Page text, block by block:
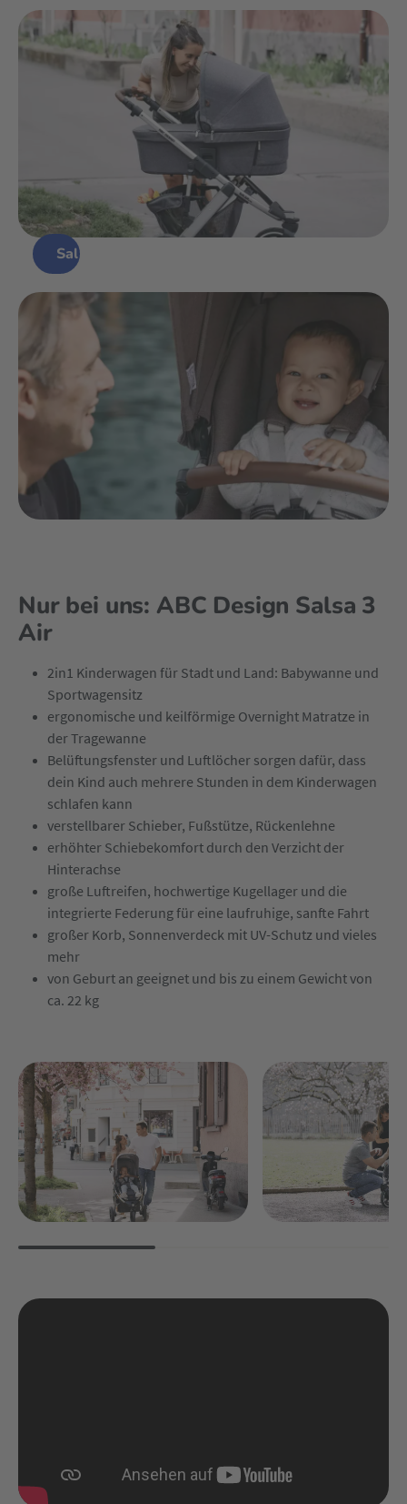
Salsa 3 Air Nature
Nur bei uns: ABC Design Salsa 3
Air
2in1 Kinderwagen für Stadt und Land: Babywanne und
Sportwagensitz
ergonomische und keilförmige Overnight Matratze in
der Tragewanne
Belüftungsfenster und Luftlöcher sorgen dafür, dass
dein Kind auch mehrere Stunden in dem Kinderwagen
schlafen kann
verstellbarer Schieber, Fußstütze, Rückenlehne
erhöhter Schiebekomfort durch den Verzicht der
Hinterachse
große Luftreifen, hochwertige Kugellager und die
integrierte Federung für eine laufruhige, sanfte Fahrt
großer Korb, Sonnenverdeck mit UV-Schutz und vieles
mehr
von Geburt an geeignet und bis zu einem Gewicht von
ca. 22 kg